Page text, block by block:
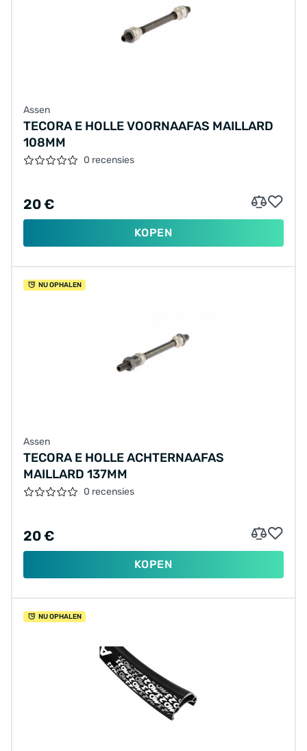
Assen
TECORA E HOLLE VOORNAAFAS MAILLARD
108MM
0 recensies
20 €
KOPEN
NU OPHALEN
Assen
TECORA E HOLLE ACHTERNAAFAS
MAILLARD 137MM
0 recensies
20 €
KOPEN
NU OPHALEN